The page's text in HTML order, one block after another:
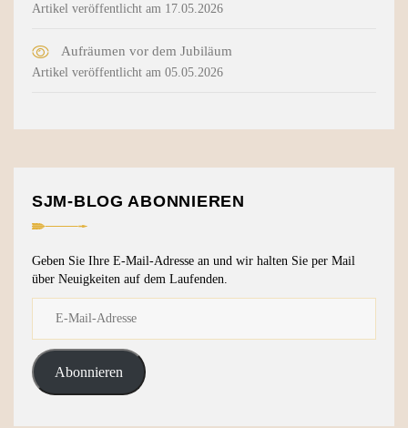
Artikel veröffentlicht am 17.05.2026
Aufräumen vor dem Jubiläum
Artikel veröffentlicht am 05.05.2026
SJM-BLOG ABONNIEREN
Geben Sie Ihre E-Mail-Adresse an und wir halten Sie per Mail
über Neuigkeiten auf dem Laufenden.
Abonnieren